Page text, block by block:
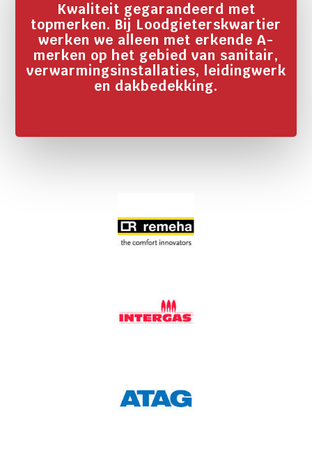
Kwaliteit gegarandeerd met
topmerken. Bij Loodgieterskwartier
werken we alleen met erkende A-
merken op het gebied van sanitair,
verwarmingsinstallaties, leidingwerk
en dakbedekking.